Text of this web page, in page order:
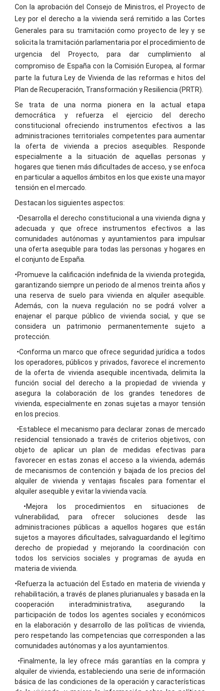
Con la aprobación del Consejo de Ministros, el Proyecto de
Ley por el derecho a la vivienda será remitido a las Cortes
Generales para su tramitación como proyecto de ley y se
solicita la tramitación parlamentaria por el procedimiento de
urgencia del Proyecto, para dar cumplimiento al
compromiso de España con la Comisión Europea, al formar
parte la futura Ley de Vivienda de las reformas e hitos del
Plan de Recuperación, Transformación y Resiliencia (PRTR).
Se trata de una norma pionera en la actual etapa
democrática y refuerza el ejercicio del derecho
constitucional ofreciendo instrumentos efectivos a las
administraciones territoriales competentes para aumentar
la oferta de vivienda a precios asequibles. Responde
especialmente a la situación de aquellas personas y
hogares que tienen más dificultades de acceso, y se enfoca
en particular a aquellos ámbitos en los que existe una mayor
tensión en el mercado.
Destacan los siguientes aspectos:
•Desarrolla el derecho constitucional a una vivienda digna y
adecuada y que ofrece instrumentos efectivos a las
comunidades autónomas y ayuntamientos para impulsar
una oferta asequible para todas las personas y hogares en
el conjunto de España.
•Promueve la calificación indefinida de la vivienda protegida,
garantizando siempre un periodo de al menos treinta años y
una reserva de suelo para vivienda en alquiler asequible.
Además, con la nueva regulación no se podrá volver a
enajenar el parque público de vivienda social, y que se
considera un patrimonio permanentemente sujeto a
protección.
•Conforma un marco que ofrece seguridad jurídica a todos
los operadores, públicos y privados, favorece el incremento
de la oferta de vivienda asequible incentivada, delimita la
función social del derecho a la propiedad de vivienda y
asegura la colaboración de los grandes tenedores de
vivienda, especialmente en zonas sujetas a mayor tensión
en los precios.
•Establece el mecanismo para declarar zonas de mercado
residencial tensionado a través de criterios objetivos, con
objeto de aplicar un plan de medidas efectivas para
favorecer en estas zonas el acceso a la vivienda, además
de mecanismos de contención y bajada de los precios del
alquiler de vivienda y ventajas fiscales para fomentar el
alquiler asequible y evitar la vivienda vacía.
•Mejora los procedimientos en situaciones de
vulnerabilidad, para ofrecer soluciones desde las
administraciones públicas a aquellos hogares que están
sujetos a mayores dificultades, salvaguardando el legítimo
derecho de propiedad y mejorando la coordinación con
todos los servicios sociales y programas de ayuda en
materia de vivienda.
•Refuerza la actuación del Estado en materia de vivienda y
rehabilitación, a través de planes plurianuales y basada en la
cooperación interadministrativa, asegurando la
participación de todos los agentes sociales y económicos
en la elaboración y desarrollo de las políticas de vivienda,
pero respetando las competencias que corresponden a las
comunidades autónomas y a los ayuntamientos.
•Finalmente, la ley ofrece más garantías en la compra y
alquiler de vivienda, estableciendo una serie de información
básica de las condiciones de la operación y características